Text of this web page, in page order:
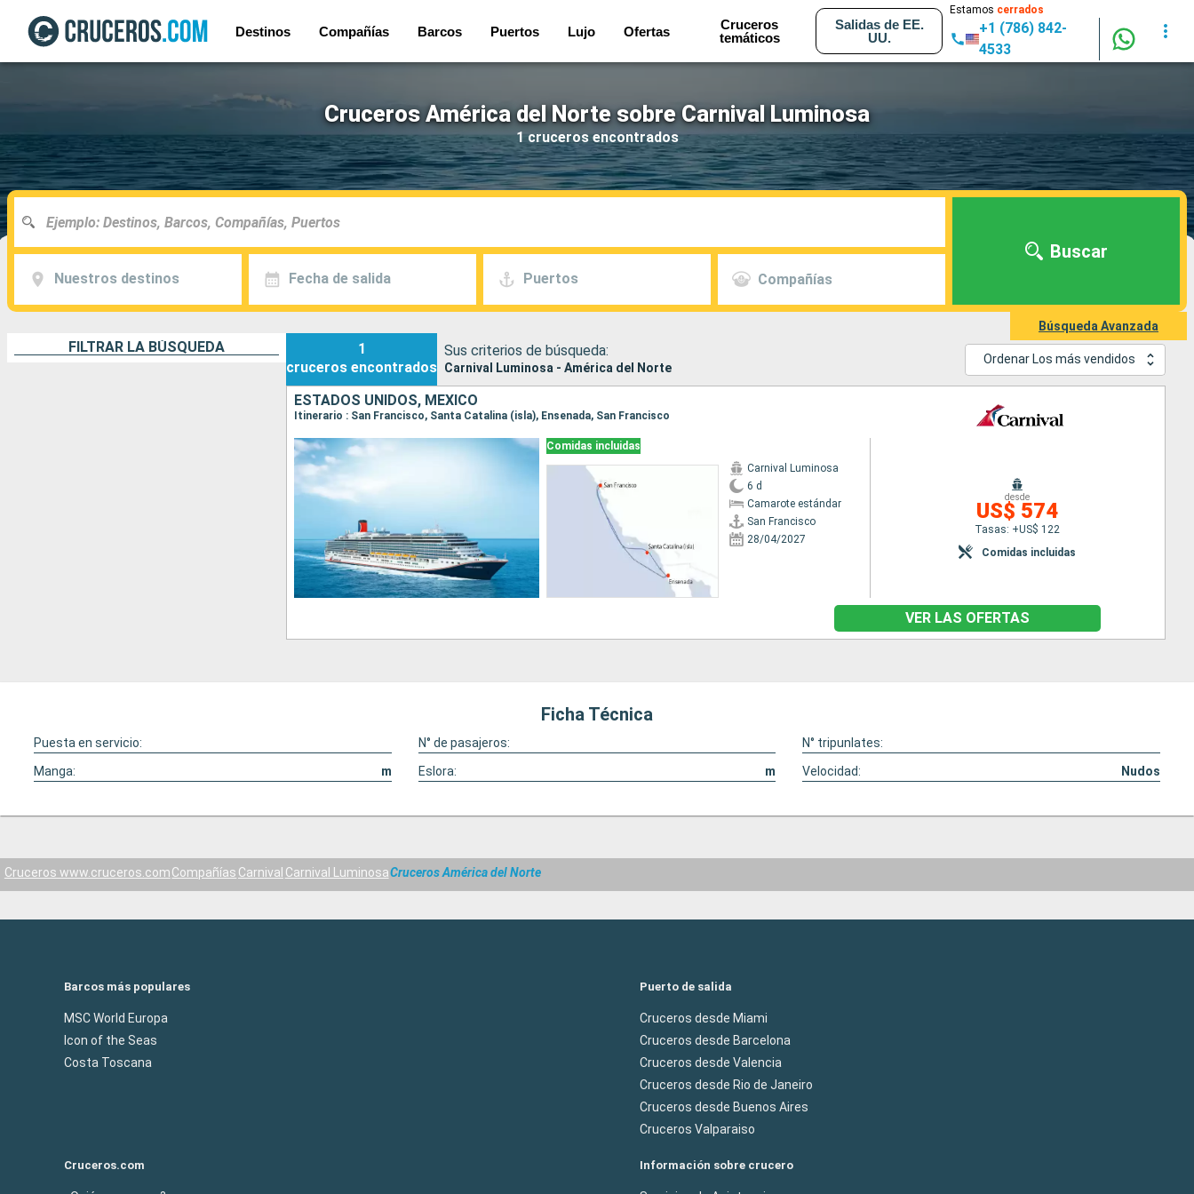
Destinos Compañías Barcos Puertos Lujo Ofertas
Cruceros
temáticos
Salidas de EE.
UU.
Estamos cerrados
+1 (786) 842-
4533
Cruceros América del Norte sobre Carnival Luminosa
1 cruceros encontrados
Nuestros destinos Fecha de salida Puertos Compañías
Buscar
Búsqueda Avanzada
FILTRAR LA BÚSQUEDA
1
cruceros encontrados
Sus criterios de búsqueda:
Carnival Luminosa - América del Norte
Ordenar Los más vendidos
ESTADOS UNIDOS, MÉXICO
Itinerario : San Francisco, Santa Catalina (isla), Ensenada, San Francisco
Comidas incluidas
Carnival Luminosa
6 d
Camarote estándar
San Francisco
28/04/2027
desde
US$ 574
Tasas: +US$ 122
Comidas incluidas
VER LAS OFERTAS
Ficha Técnica
Puesta en servicio: N° de pasajeros:
N° tripunlates:
Manga:
m Eslora: m Velocidad: Nudos
Cruceros www.cruceros.comCompañías Carnival Carnival LuminosaCruceros América del Norte
Barcos más populares
MSC World Europa
Icon of the Seas
Costa Toscana
Puerto de salida
Cruceros desde Miami
Cruceros desde Barcelona
Cruceros desde Valencia
Cruceros desde Rio de Janeiro
Cruceros desde Buenos Aires
Cruceros Valparaiso
Cruceros.com Información sobre crucero